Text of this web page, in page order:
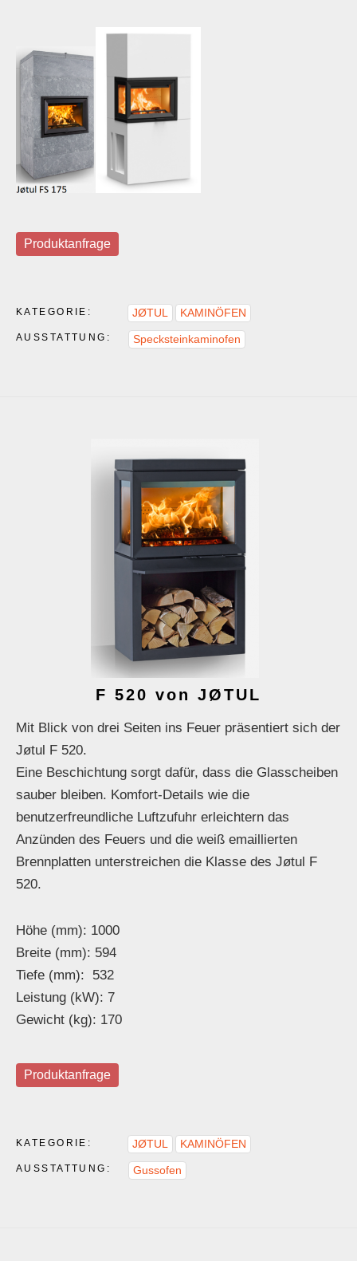
Produktanfrage
KATEGORIE: JØTUL KAMINÖFEN
AUSSTATTUNG: Specksteinkaminofen
F 520 von JØTUL
Mit Blick von drei Seiten ins Feuer präsentiert sich der
Jøtul F 520.
Eine Beschichtung sorgt dafür, dass die Glasscheiben
sauber bleiben. Komfort-Details wie die
benutzerfreundliche Luftzufuhr erleichtern das
Anzünden des Feuers und die weiß emaillierten
Brennplatten unterstreichen die Klasse des Jøtul F
520.
Höhe (mm): 1000
Breite (mm): 594
Tiefe (mm): 532
Leistung (kW): 7
Gewicht (kg): 170
Produktanfrage
KATEGORIE: JØTUL KAMINÖFEN
AUSSTATTUNG: Gussofen